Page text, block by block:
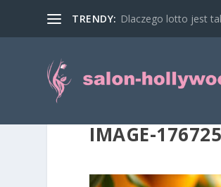
TRENDY: Dlaczego lotto jest
IMAGE-